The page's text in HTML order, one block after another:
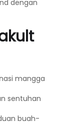
dengan
mangga
sentuhan
buah-